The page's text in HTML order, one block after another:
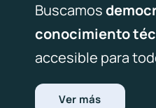
Buscamos
conocimiento
accesible para
Ver más